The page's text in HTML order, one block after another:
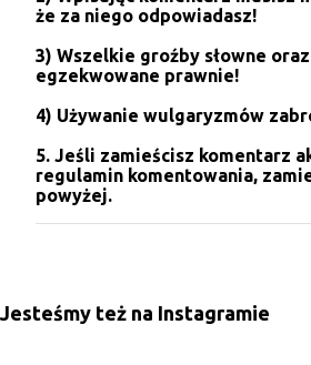
n
a
r
że za niego odpowiadasz!
3) Wszelkie groźby słowne
egzekwowane prawnie!
4) Używanie wulgaryzmów
5. Jeśli zamieścisz komentarz
regulamin komentowania,
powyżej.
Jesteśmy też na Instagramie